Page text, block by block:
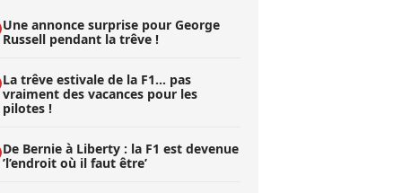
Une annonce surprise pour George
Russell pendant la trêve !
La trêve estivale de la F1... pas
vraiment des vacances pour les
pilotes !
De Bernie à Liberty : la F1 est devenue
’l’endroit où il faut être’